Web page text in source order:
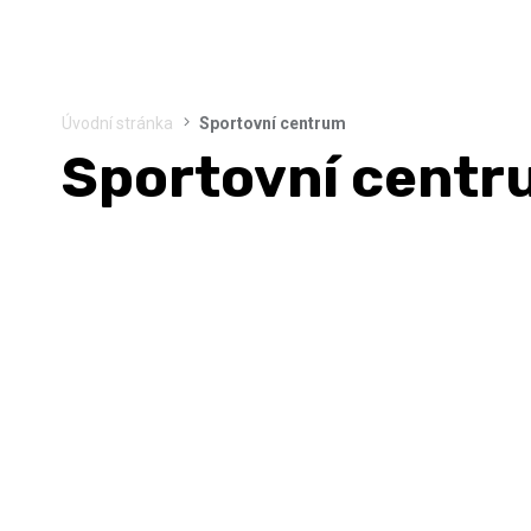
Úvodní stránka Sportovní centrum
Sportovní